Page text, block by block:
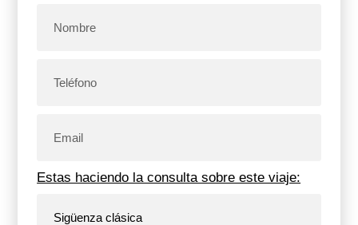
Estas haciendo la consulta sobre este viaje: